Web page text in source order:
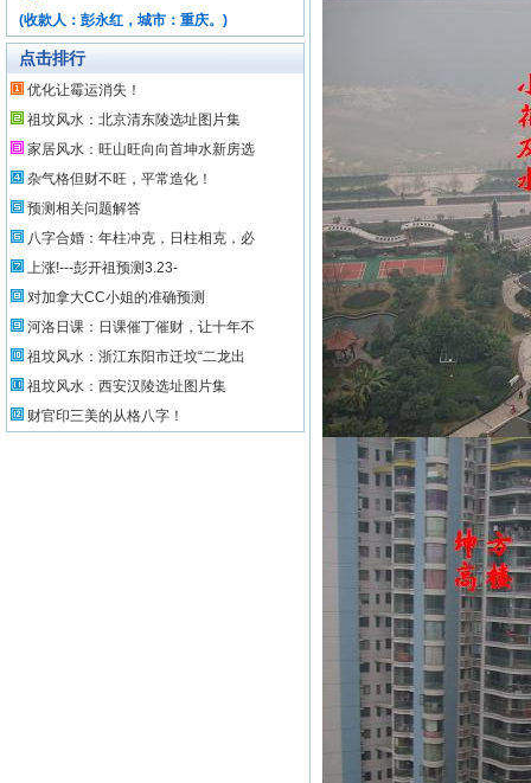
(收款人：彭永红，城市：重庆。)
点击排行
优化让霉运消失！
祖坟风水：北京清东陵选址图片集
家居风水：旺山旺向向首坤水新房选
杂气格但财不旺，平常造化！
预测相关问题解答
八字合婚：年柱冲克，日柱相克，必
上涨!---彭开祖预测3.23-
对加拿大CC小姐的准确预测
河洛日课：日课催丁催财，让十年不
祖坟风水：浙江东阳市迁坟“二龙出
祖坟风水：西安汉陵选址图片集
财官印三美的从格八字！